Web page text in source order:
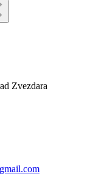
Zvezdara